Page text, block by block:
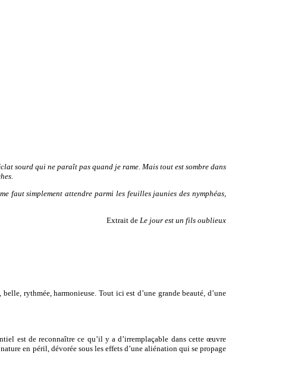
sourd qui ne paraît pas quand je rame. Mais tout est sombre dans
faut simplement attendre parmi les feuilles jaunies des nymphéas,
Extrait de Le jour est un fils oublieux
rythmée, harmonieuse. Tout ici est d’une grande beauté, d’une
est de reconnaître ce qu’il y a d’irremplaçable dans cette œuvre
en péril, dévorée sous les effets d’une aliénation qui se propage